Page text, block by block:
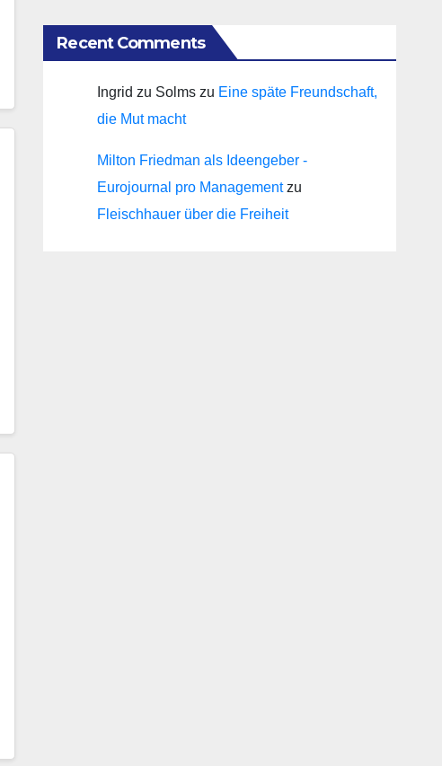
Recent Comments
Ingrid zu Solms zu Eine späte Freundschaft,
die Mut macht
Milton Friedman als Ideengeber -
Eurojournal pro Managementzu
Fleischhauer über die Freiheit